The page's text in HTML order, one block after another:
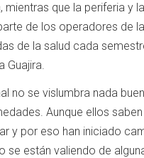
mientras que la periferia y
de los operadores de
de la salud cada
Guajira.
no se vislumbra nada
Aunque ellos
y por eso han iniciado
se están valiendo de